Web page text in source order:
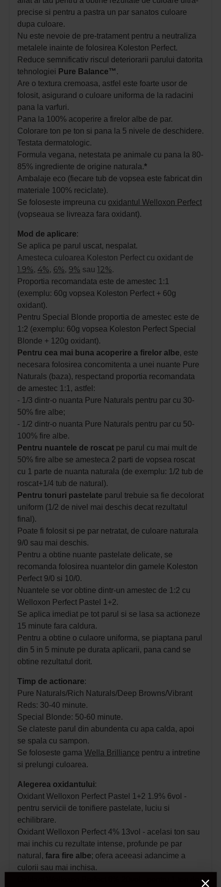
precise si pentru a pastra un par sanatos culoare
dupa culoare.
Nu este nevoie de pre-tratament pentru a neutraliza
metalele inainte de folosirea Koleston Perfect.
Reduce semnificativ riscul deteriorarii parului datorita
tehnologiei Pure Balance™.
Are o textura cremoasa, astfel este foarte usor de
folosit, asigurand o culoare uniforma de la radacini
pana la varfuri.
Pana la 100% acoperire a firelor albe de par.
Colorare ton pe ton si pana la 5 nivele de deschidere.
Testata dermatologic.
Formula vegana, netestata pe animale cu pana la 80-
85% ingrediente de origine naturala.*
Ambalaje eco (fiecare tub de vopsea este fabricat din
materiale 100% reciclate).
Se foloseste impreuna cu oxidantul Welloxon Perfect
(vopseaua se livreaza fara oxidant).
Mod de aplicare:
Se aplica pe parul uscat, nespalat.
Amesteca culoarea Koleston Perfect cu oxidant de
1.9%, 4%, 6%, 9% sau 12%.
Proportia recomandata este de amestec 1:1
(exemplu: 60g vopsea Koleston Perfect + 60g
oxidant).
Pentru Special Blonde proportia de amestec este de
1:2 (exemplu: 60g vopsea Koleston Perfect Special
Blonde + 120g oxidant).
Pentru cea mai buna acoperire a firelor albe, este
necesara folosirea concomitenta a unei nuante Pure
Naturals (baza), respectand proportia recomandata
de amestec 1:1, astfel:
- 1/3 dintr-o nuanta Pure Naturals pentru par cu 30-
50% fire albe;
- 1/2 dintr-o nuanta Pure Naturals pentru par cu 50-
100% fire albe.
Pentru nuantele de roscat pe parul cu mai mult de
50% fire albe se amesteca 2 parti de vopsea roscat
cu 1 parte de nuanta naturala (de exemplu: 1/2 tub de
roscat+1/4 tub de natural).
Pentru tonuri pastelate parul trebuie sa fie decolorat
uniform (1/2 de nivel mai deschis decat rezultatul
final).
Poate fi folosit si pe par netratat, de culoare naturala
9/0 sau mai deschis.
Pentru a obtine nuante pastelate delicate, se
recomanda folosirea nuantelor din gamele Koleston
Perfect 9/0 si 10/0.
Nuantele se vor obtine dintr-un amestec de 1:2 cu
Welloxon Perfect Pastel 1+2.
Se aplica imediat pe tot parul si se lasa sa actioneze
15 minute fara caldura.
Pentru a obtine o culaore uniforma, se piaptana parul
din 5 in 5 minute pe durata aplicarii, pana cand se
obtine rezultatul dorit.
Timp de actionare:
Pure Naturals/Rich Naturals/Deep Browns/Vibrant
Reds: 30-40 minute.
Special Blonde: 50-60 minute.
Se clateste parul din abundenta cu apa calda, apoi
se spala cu sampon.
Se foloseste gama Wella Brilliance pentru a intretine
si prelungi culoarea.
Alegerea oxidantului:
Oxidant Welloxon Perfect Pastel 1+2 1.9% 6vol -
pentru servicii de tonifiere pastelate, luciu si
echilibrare.
Oxidant Welloxon Perfect 4% 13vol - acelasi ton sau
mai inchis cu rezultate intense, profunde pe par
natural, fara fire albe; ofera aceeasi adancime a
culorii sau mai inchisa.